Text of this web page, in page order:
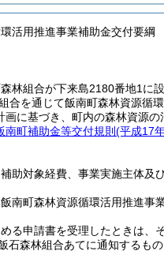
活用推進事業補助金交付要綱
林組合が下来島2180番地1に
合を通じて飯南町森林資源循
画に基づき、町内の森林資源
南町補助金等交付規則 (平成17
助対象経費、事業実施主体及
南町森林資源循環活用推進事
る申請書を受理したときは、
石森林組合あてに通知するもの